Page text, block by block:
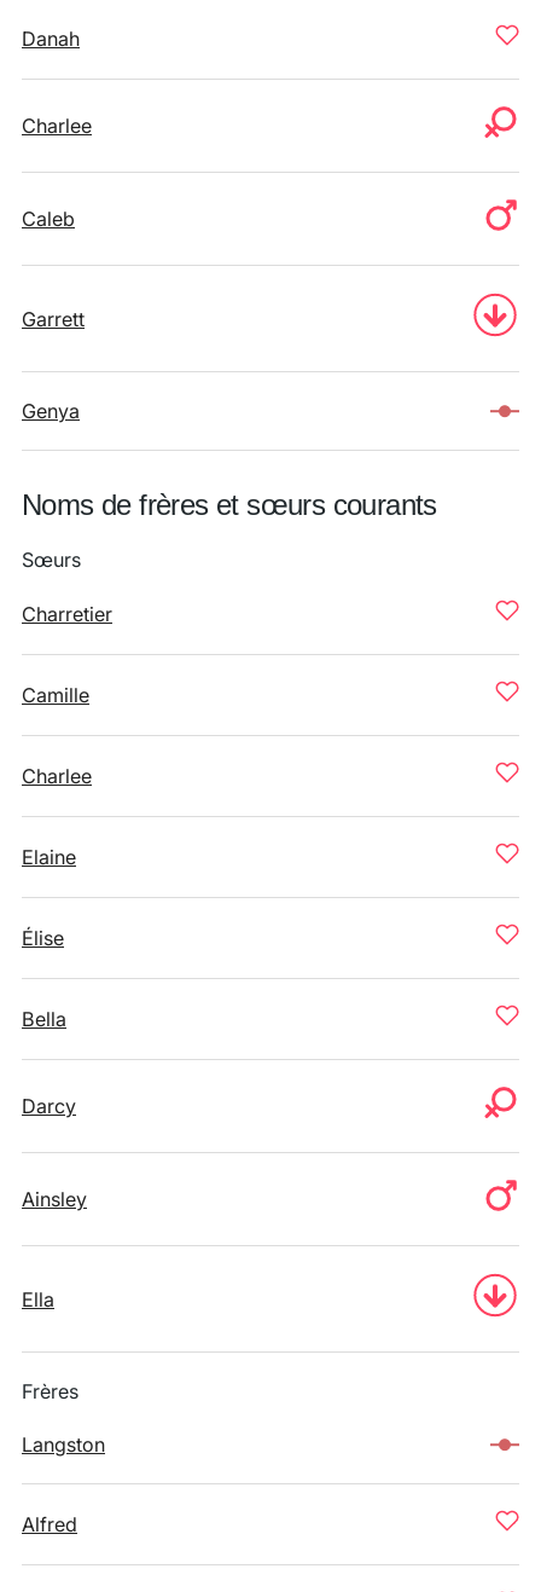
Danah
Charlee
Caleb
Garrett
Genya
Noms de frères et sœurs courants
Sœurs
Charretier
Camille
Charlee
Elaine
Élise
Bella
Darcy
Ainsley
Ella
Frères
Langston
Alfred